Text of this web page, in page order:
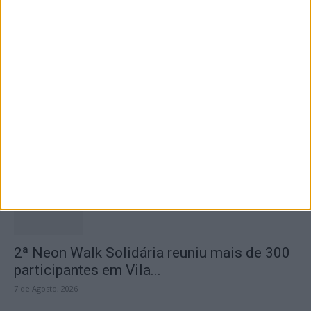
2ª Neon Walk Solidária reuniu mais de 300
participantes em Vila...
7 de Agosto, 2026